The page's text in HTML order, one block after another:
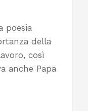
poesia
della
così
anche Papa